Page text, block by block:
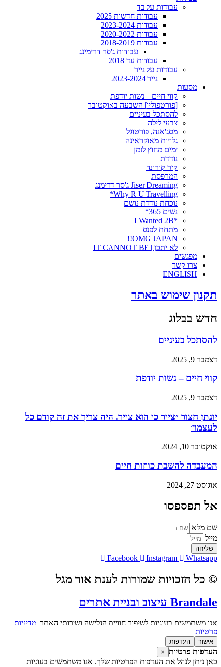
עבודות על בד
עבודות חדשות 2025
עבודות 2023-2024
עבודות 2020-2022
עבודות 2018-2019
עבודות ג'סר דרימינג
עבודות עד 2018
עבודות על נייר
נייר 2023-2024
מסעות
קווי חיים – נשות יודפת
[פורטפוליו] השבעה באוקטובר
להסתכל בעיניים
צבעי לילה
מסג'אנה, פורטוגל
גלויות מאוקראינה
ימים מחוץ לזמן
נודדת
קיר קורונה
המרפסת
Jiser Dreaming ג'סר דרימנג
Why R U Travelling*
נוכחת נודדת נושם
נשים 365*
*I Wanted 2B
מתחת לפנס
OMG JAPAN!!
לא יתכן | IT CANNOT BE
מפגשים
צרו קשר
ENGLISH
תקנון שימוש באתר
חדש בבלוג
להסתכל בעיניים
דצמבר 9, 2025
קווי חיים – נשות יודפת
דצמבר 9, 2025
יונתן חצור ״צייר כי הוא צייר. היה צריך את זה קודם כל
לעצמו״
אוקטובר 10, 2024
המעבדה להשבת כוחות חיים
אוגוסט 27, 2024
אל תפספסו
שם מלא
מייל
שליחה
Facebook Instagram Whatsapp
© כל הזכויות שמורות לענת אור מגל
Brandale עיצוב ובניית אתרים
אנו משתמשים בעוגיות לשיפור חוויית הגלישה ושירותי האתר. מדיניות
פרטיות
אישור העדפות
העדפות פרטיות ×
כאן ניתן לנהל את העדפות הפרטיות שלך. אנו משתמשים בעוגיות